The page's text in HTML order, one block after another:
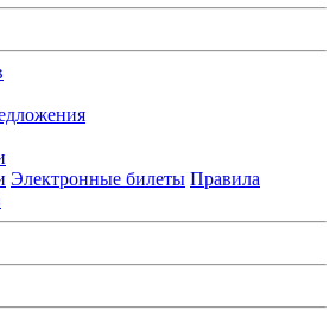
Электронные билеты Правила